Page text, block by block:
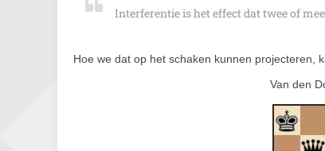
Interferentie is het effect dat twee of
Hoe we dat op het schaken kunnen projecteren,
Van den